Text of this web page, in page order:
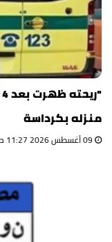
منزله بكرداسة